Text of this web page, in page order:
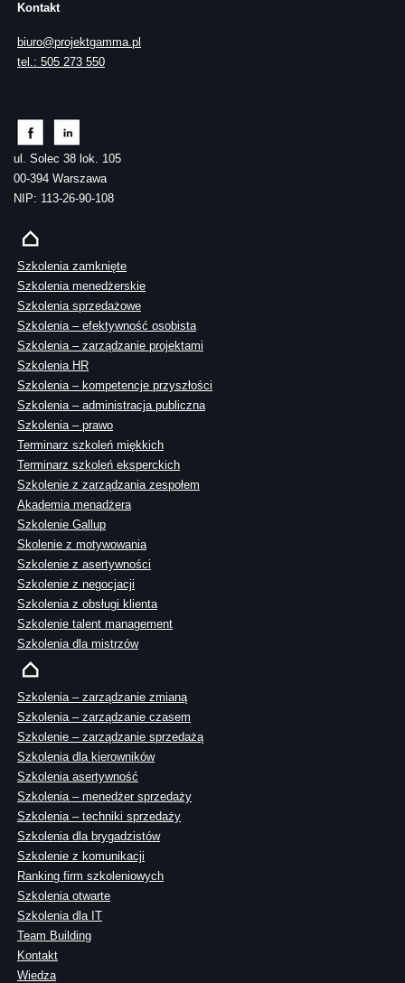
Kontakt
biuro@projektgamma.pl
tel.: 505 273 550
ul. Solec 38 lok. 105
00-394 Warszawa
NIP: 113-26-90-108
Szkolenia zamknięte
Szkolenia menedżerskie
Szkolenia sprzedażowe
Szkolenia – efektywność osobista
Szkolenia – zarządzanie projektami
Szkolenia HR
Szkolenia – kompetencje przyszłości
Szkolenia – administracja publiczna
Szkolenia – prawo
Terminarz szkoleń miękkich
Terminarz szkoleń eksperckich
Szkolenie z zarządzania zespołem
Akademia menadżera
Szkolenie Gallup
Skolenie z motywowania
Szkolenie z asertywności
Szkolenie z negocjacji
Szkolenia z obsługi klienta
Szkolenie talent management
Szkolenia dla mistrzów
Szkolenia – zarządzanie zmianą
Szkolenia – zarządzanie czasem
Szkolenie – zarządzanie sprzedażą
Szkolenia dla kierowników
Szkolenia asertywność
Szkolenia – menedżer sprzedaży
Szkolenia – techniki sprzedaży
Szkolenia dla brygadzistów
Szkolenie z komunikacji
Ranking firm szkoleniowych
Szkolenia otwarte
Szkolenia dla IT
Team Building
Kontakt
Wiedza